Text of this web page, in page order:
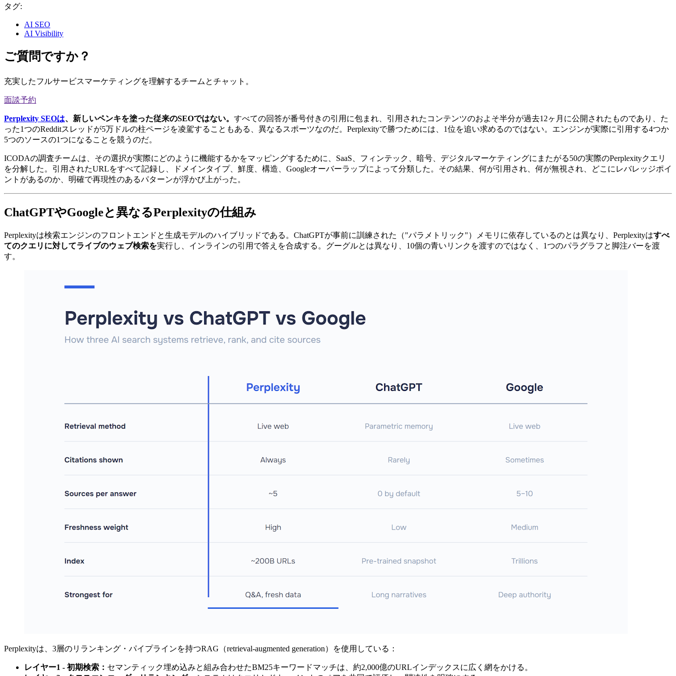
タグ:
AI SEO
AI Visibility
ご質問ですか？
充実したフルサービスマーケティングを理解するチームとチャット。
面談予約
Perplexity SEOは、新しいペンキを塗った従来のSEOではない。 すべての回答が番号付きの引用に包まれ、引用されたコンテンツのおよそ半分が過去12ヶ月に公開されたものであり、た
った1つのRedditスレッドが5万ドルの柱ページを凌駕することもある、異なるスポーツなのだ。Perplexityで勝つためには、1位を追い求めるのではない。エンジンが実際に引用する4つか
5つのソースの1つになることを競うのだ。
ICODAの調査チームは、その選択が実際にどのように機能するかをマッピングするために、SaaS、フィンテック、暗号、デジタルマーケティングにまたがる50の実際のPerplexityクエリ
を分解した。引用されたURLをすべて記録し、ドメインタイプ、鮮度、構造、Googleオーバーラップによって分類した。その結果、何が引用され、何が無視され、どこにレバレッジポイ
ントがあるのか、明確で再現性のあるパターンが浮かび上がった。
ChatGPTやGoogleと異なるPerplexityの仕組み
Perplexityは検索エンジンのフロントエンドと生成モデルのハイブリッドである。ChatGPTが事前に訓練された（"パラメトリック"）メモリに依存しているのとは異なり、Perplexityはすべ
てのクエリに対してライブのウェブ検索を実行し、インラインの引用で答えを合成する。グーグルとは異なり、10個の青いリンクを渡すのではなく、1つのパラグラフと脚注バーを渡
す。
Perplexityは、3層のリランキング・パイプラインを持つRAG（retrieval-augmented generation）を使用している：
レイヤー1 - 初期検索： セマンティック埋め込みと組み合わせたBM25キーワードマッチは、約2,000億のURLインデックスに広く網をかける。